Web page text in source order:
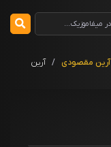
آرین مقصودی / آرین